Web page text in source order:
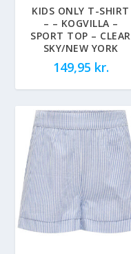
KIDS ONLY T-SHIRT
– – KOGVILLA –
SPORT TOP – CLEAR
SKY/NEW YORK
149,95 kr.